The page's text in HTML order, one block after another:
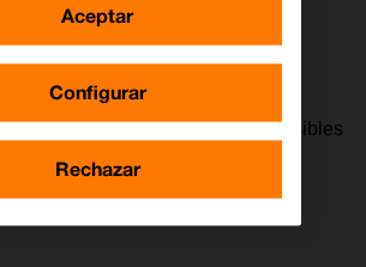
tu problema
a través de una serie de posibles
al problema.
Configurar
Rechazar
Aceptar